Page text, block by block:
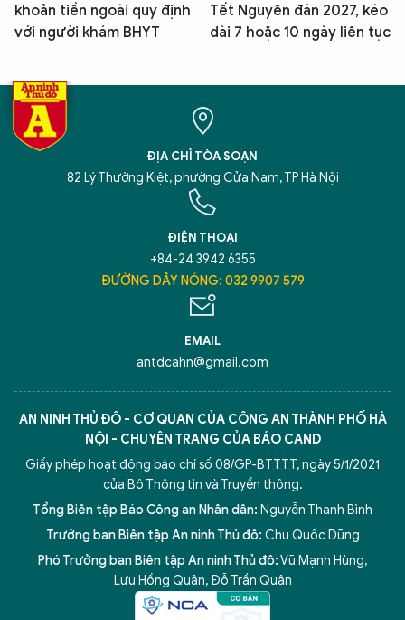
khoản tiền ngoài quy định
với người khám BHYT
Tết Nguyên đán 2027, kéo
dài 7 hoặc 10 ngày liên tục
ĐỊA CHỈ TÒA SOẠN
82 Lý Thường Kiệt, phường Cửa Nam, TP Hà Nội
ĐIỆN THOẠI
+84-24 3942 6355
ĐƯỜNG DÂY NÓNG: 032 9907 579
EMAIL
antdcahn@gmail.com
AN NINH THỦ ĐÔ - CƠ QUAN CỦA CÔNG AN THÀNH PHỐ HÀ
NỘI - CHUYÊN TRANG CỦA BÁO CAND
Giấy phép hoạt động báo chí số 08/GP-BTTTT, ngày 5/1/2021
của Bộ Thông tin và Truyền thông.
Tổng Biên tập Báo Công an Nhân dân: Nguyễn Thanh Bình
Trưởng ban Biên tập An ninh Thủ đô: Chu Quốc Dũng
Phó Trưởng ban Biên tập An ninh Thủ đô:Vũ Mạnh Hùng,
Lưu Hồng Quân, Đỗ Trần Quân